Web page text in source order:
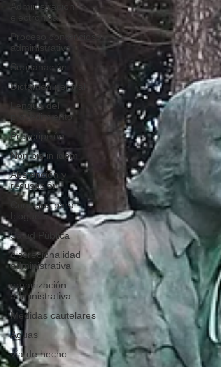
Administración
electrónica
Proceso contencioso
administrativo
Subsanación
Dictamen pericial
Lengua del
procedimiento
Prescripción
Non bis in idem
Abstención y
recusación
Consejos para
bloguear
Salud Pública
discrecionalidad
administrativa
organización
administrativa
Medidas cautelares
Aguas
vía de hecho